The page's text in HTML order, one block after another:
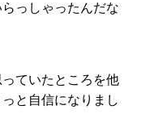
っしゃったんだな
ていたところを他
と自信になりまし